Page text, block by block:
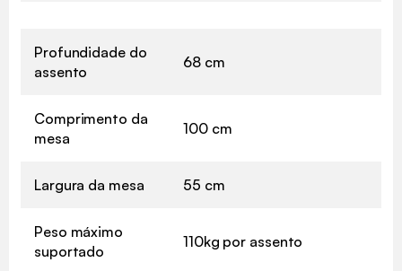
Profundidade do
assento
68 cm
Comprimento da
mesa
100 cm
Largura da mesa 55 cm
Peso máximo
suportado
110kg por assento